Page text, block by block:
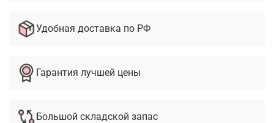
Удобная доставка по РФ
Гарантия лучшей цены
Большой складской запас